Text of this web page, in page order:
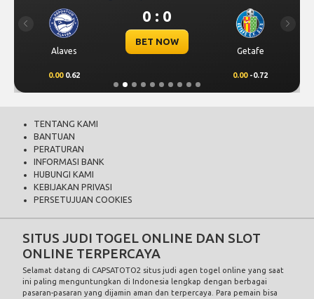
Alaves
0 : 0
BET NOW
Getafe
0.00 0.62 0.00 -0.72
Previous Next
TENTANG KAMI
BANTUAN
PERATURAN
INFORMASI BANK
HUBUNGI KAMI
KEBIJAKAN PRIVASI
PERSETUJUAN COOKIES
SITUS JUDI TOGEL ONLINE DAN SLOT
ONLINE TERPERCAYA
Selamat datang di CAPSATOTO2 situs judi agen togel
online yang saat
ini paling menguntungkan di Indonesia lengkap dengan berbagai
pasaran-pasaran yang dijamin aman dan terpercaya. Para pemain bisa